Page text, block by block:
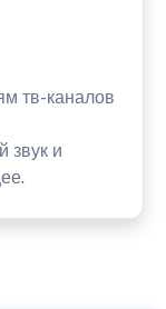
тв-каналов
звук и